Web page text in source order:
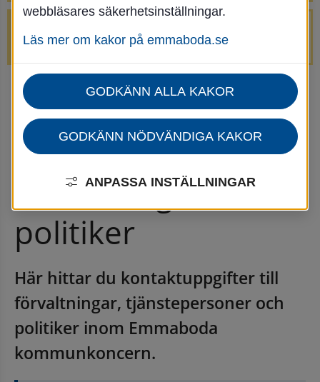
avstängda.
Startsida
Kontakta oss
Kontakta förvaltningar och politiker
Kontakta
förvaltningar och
politiker
Här hittar du kontaktuppgifter till
förvaltningar, tjänstepersoner och
politiker inom Emmaboda
kommunkoncern.
öppnas i nytt fönster.
webbläsares säkerhetsinställningar.
Läs mer om kakor på emmaboda.se
GODKÄNN ALLA KAKOR
GODKÄNN NÖDVÄNDIGA KAKOR
ANPASSA INSTÄLLNINGAR